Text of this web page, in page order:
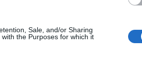
Sale, and/or Sharing
the Purposes for which it